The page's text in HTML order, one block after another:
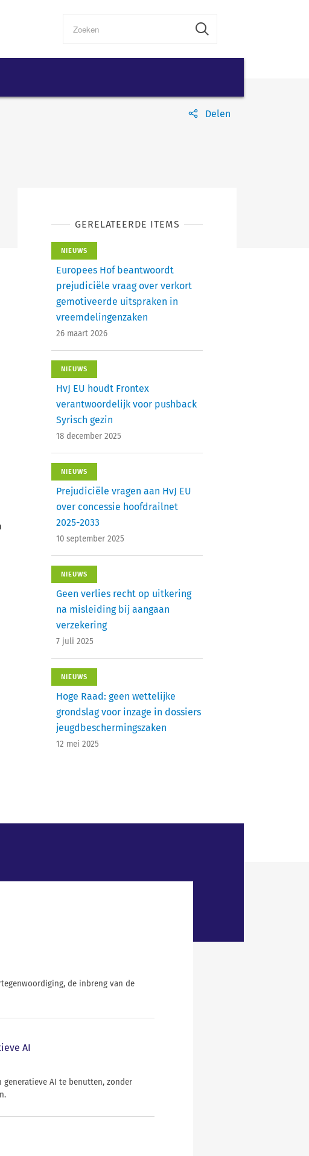
Delen
GERELATEERDE ITEMS
NIEUWS
Europees Hof beantwoordt
prejudiciële vraag over verkort
gemotiveerde uitspraken in
vreemdelingenzaken
26 maart 2026
NIEUWS
HvJ EU houdt Frontex
verantwoordelijk voor pushback
Syrisch gezin
18 december 2025
NIEUWS
Prejudiciële vragen aan HvJ EU
over concessie hoofdrailnet
2025-2033
10 september 2025
NIEUWS
Geen verlies recht op uitkering
na misleiding bij aangaan
verzekering
7 juli 2025
NIEUWS
Hoge Raad: geen wettelijke
grondslag voor inzage in dossiers
jeugdbeschermingszaken
12 mei 2025
de inbreng van de
AI
AI te benutten, zonder